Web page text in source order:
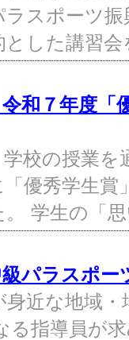
スポーツ
した講習
和７年度「
校の授業
優秀学生
学生の「
パラスポ
近な地域
る指導員が